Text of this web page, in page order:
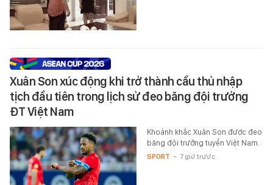
Xuân Son xúc động khi trở thành cầu thủ nhập
tịch đầu tiên trong lịch sử đeo băng đội trưởng
ĐT Việt Nam
Khoảnh khắc Xuân Son được đeo
băng đội trưởng tuyển Việt Nam.
SPORT - 7 giờ trước